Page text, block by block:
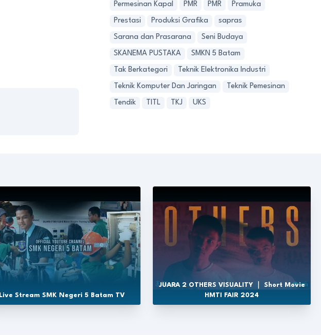
Permesinan Kapal PMR PMR Pramuka
Prestasi Produksi Grafika sapras
Sarana dan Prasarana Seni Budaya
SKANEMA PUSTAKA SMKN 5 Batam
Tak Berkategori Teknik Elektronika Industri
Teknik Komputer Dan Jaringan Teknik Pemesinan
Tendik TITL TKJ UKS
Live Stream SMK Negeri 5 Batam TV
JUARA 2 OTHERS VISUALITY ｜ Short Movie
HMTI FAIR 2024